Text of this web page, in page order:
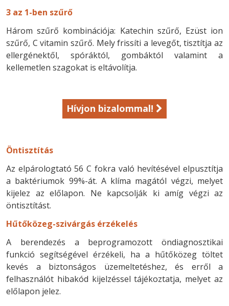
3 az 1-ben szűrő
Három szűrő kombinációja: Katechin szűrő, Ezüst ion
szűrő, C vitamin szűrő. Mely frissíti a levegőt, tisztítja az
ellergénektől, spóráktól, gombáktól valamint a
kellemetlen szagokat is eltávolítja.
Hívjon bizalommal!
Öntisztítás
Az elpárologtató 56 C fokra való hevítésével elpusztítja
a baktériumok 99%-át. A klíma magától végzi, melyet
kijelez az előlapon. Ne kapcsolják ki amíg végzi az
öntisztítást.
Hűtőközeg-szivárgás érzékelés
A berendezés a beprogramozott öndiagnosztikai
funkció segítségével érzékeli, ha a hűtőközeg töltet
kevés a biztonságos üzemeltetéshez, és erről a
felhasználót hibakód kijelzéssel tájékoztatja, melyet az
előlapon jelez.